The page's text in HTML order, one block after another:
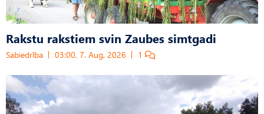
Rakstu rakstiem svin Zaubes simtgadi
Sabiedrība 03:00, 7. Aug, 2026 1